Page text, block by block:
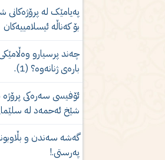
پەیامێک لە
بۆ کەناڵە ئیسلامییەکان
چەند پرسیارو
بارەی ژنانەوە؟ (1).
ئۆفیسی سەرەکی پرۆژە
شێخ ئەحمەد لە
گەشە سەندن و
پەرستى.!